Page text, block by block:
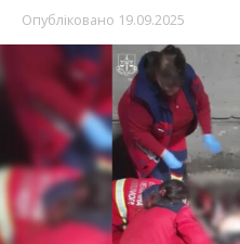
Опубліковано 19.09.2025